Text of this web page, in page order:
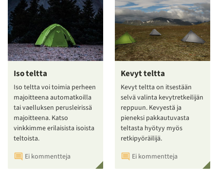
Iso teltta
Iso teltta voi toimia perheen
majoitteena automatkoilla
tai vaelluksen perusleirissä
majoitteena. Katso
vinkkimme erilaisista isoista
teltoista.
Ei kommentteja
Kevyt teltta
Kevyt teltta on itsestään
selvä valinta kevytretkeilijän
reppuun. Kevyestä ja
pieneksi pakkautuvasta
teltasta hyötyy myös
retkipyöräilijä.
Ei kommentteja